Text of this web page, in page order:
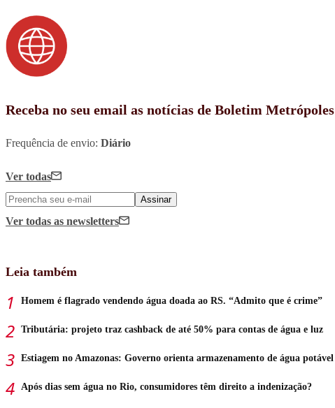
Receba no seu email as notícias de Boletim Metrópoles
Frequência de envio: Diário
Ver todas
Assinar
Ver todas as newsletters
Leia também
Homem é flagrado vendendo água doada ao RS. “Admito que é crime”
Tributária: projeto traz cashback de até 50% para contas de água e luz
Estiagem no Amazonas: Governo orienta armazenamento de água potável
Após dias sem água no Rio, consumidores têm direito a indenização?